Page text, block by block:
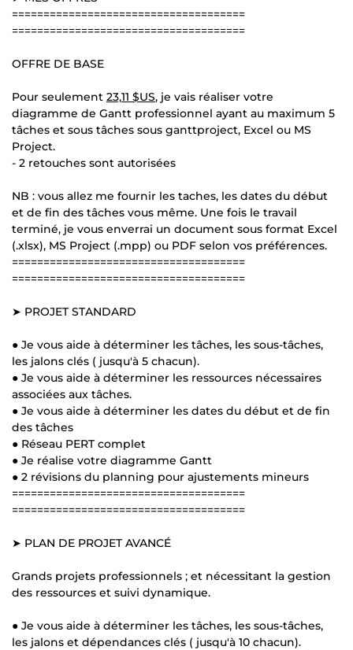
=====================================
=====================================
OFFRE DE BASE
Pour seulement 23,11 $US, je vais réaliser votre
diagramme de Gantt professionnel ayant au maximum 5
tâches et sous tâches sous ganttproject, Excel ou MS
Project.
- 2 retouches sont autorisées
NB : vous allez me fournir les taches, les dates du début
et de fin des tâches vous même. Une fois le travail
terminé, je vous enverrai un document sous format Excel
(.xlsx), MS Project (.mpp) ou PDF selon vos préférences.
=====================================
=====================================
➤ PROJET STANDARD
● Je vous aide à déterminer les tâches, les sous-tâches,
les jalons clés ( jusqu'à 5 chacun).
● Je vous aide à déterminer les ressources nécessaires
associées aux tâches.
● Je vous aide à déterminer les dates du début et de fin
des tâches
● Réseau PERT complet
● Je réalise votre diagramme Gantt
● 2 révisions du planning pour ajustements mineurs
=====================================
=====================================
➤ PLAN DE PROJET AVANCÉ
Grands projets professionnels ; et nécessitant la gestion
des ressources et suivi dynamique.
● Je vous aide à déterminer les tâches, les sous-tâches,
les jalons et dépendances clés ( jusqu'à 10 chacun).